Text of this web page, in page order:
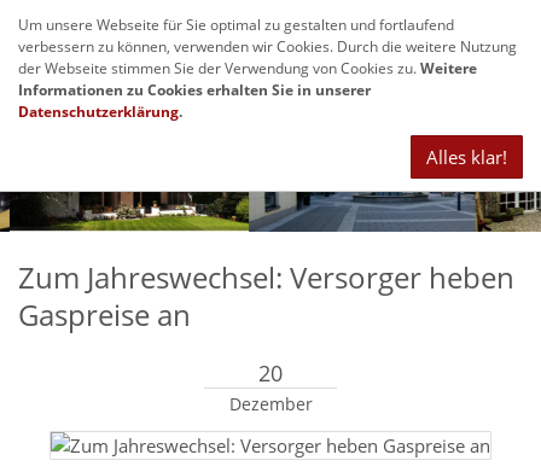
Zum Jahreswechsel: Versorger heben
Gaspreise an
20
Dezember
Um unsere Webseite für Sie optimal zu gestalten und fortlaufend
verbessern zu können, verwenden wir Cookies. Durch die weitere Nutzung
der Webseite stimmen Sie der Verwendung von Cookies zu.Weitere
Informationen zu Cookies erhalten Sie in unserer
Datenschutzerklärung.
Alles klar!